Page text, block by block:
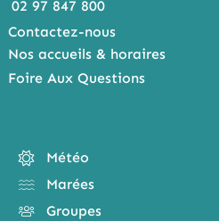
02 97 847 800
Contactez-nous
Nos accueils & horaires
Foire Aux Questions
Météo
Marées
Groupes